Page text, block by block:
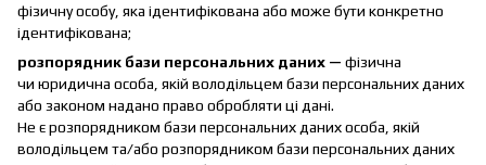
фізичну особу, яка ідентифікована або може бути конкретно
ідентифікована;
розпорядник бази персональних даних — фізична
чи юридична особа, якій володільцем бази персональних даних
або законом надано право обробляти ці дані.
Не є розпорядником бази персональних даних особа, якій
володільцем та/або розпорядником бази персональних даних